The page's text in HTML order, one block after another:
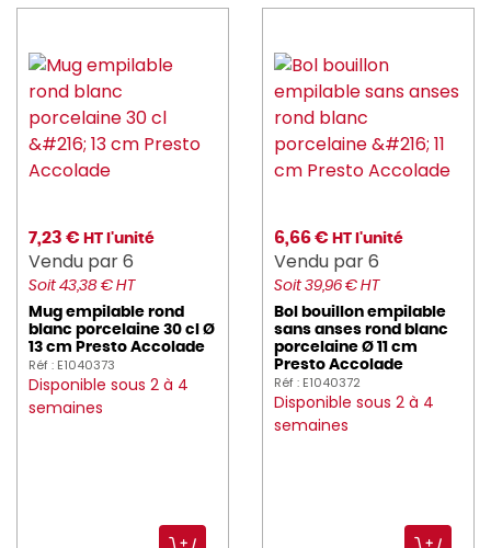
7,23 € HT l'unité
Vendu par 6
Soit 43,38 € HT
Mug empilable rond
blanc porcelaine 30 cl Ø
13 cm Presto Accolade
Réf : E1040373
Disponible sous 2 à 4
semaines
6,66 € HT l'unité
Vendu par 6
Soit 39,96 € HT
Bol bouillon empilable
sans anses rond blanc
porcelaine Ø 11 cm
Presto Accolade
Réf : E1040372
Disponible sous 2 à 4
semaines